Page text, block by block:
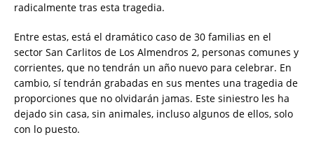
radicalmente tras esta tragedia.
Entre estas, está el dramático caso de 30 familias en el
sector San Carlitos de Los Almendros 2, personas comunes y
corrientes, que no tendrán un año nuevo para celebrar. En
cambio, sí tendrán grabadas en sus mentes una tragedia de
proporciones que no olvidarán jamas. Este siniestro les ha
dejado sin casa, sin animales, incluso algunos de ellos, solo
con lo puesto.